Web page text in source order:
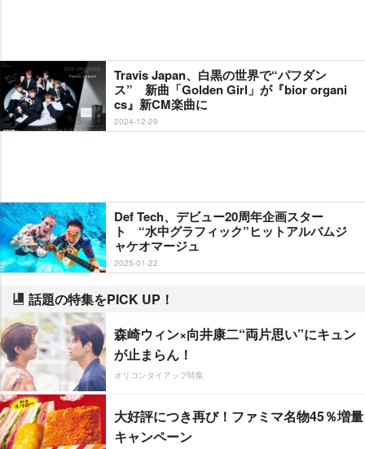
Travis Japan、白黒の世界で“パフダン
ス” 新曲「Golden Girl」が『bior organi
cs』新CM楽曲に
2024-12-29
Def Tech、デビュー20周年企画スター
ト “水中グラフィック”ヒットアルバムジ
ャケオマージュ
2025-01-22
話題の特集をPICK UP！
森崎ウィン×向井康二“両片思い”にキュン
が止まらん！
オリコンタイアップ特集
大好評につき再び！ファミマ名物45％増量
キャンペーン